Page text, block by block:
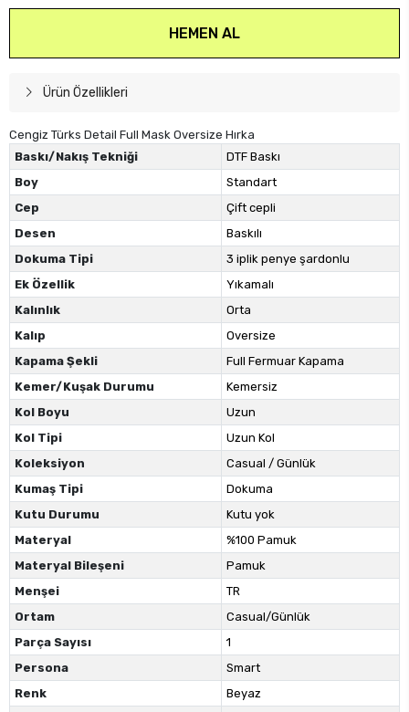
HEMEN AL
Ürün Özellikleri
Cengiz Türks Detail Full Mask Oversize Hırka
Baskı/Nakış Tekniği
DTF Baskı
Boy
Standart
Cep
Çift cepli
Desen
Baskılı
Dokuma Tipi
3 iplik penye şardonlu
Ek Özellik
Yıkamalı
Kalınlık
Orta
Kalıp
Oversize
Kapama Şekli
Full Fermuar Kapama
Kemer/Kuşak Durumu
Kemersiz
Kol Boyu
Uzun
Kol Tipi
Uzun Kol
Koleksiyon
Casual / Günlük
Kumaş Tipi
Dokuma
Kutu Durumu
Kutu yok
Materyal
%100 Pamuk
Materyal Bileşeni
Pamuk
Menşei
TR
Ortam
Casual/Günlük
Parça Sayısı
1
Persona
Smart
Renk
Beyaz